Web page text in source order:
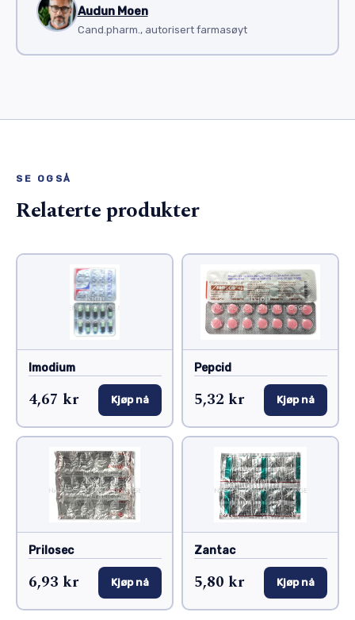
Audun Moen
Cand.pharm., autorisert farmasøyt
SE OGSÅ
Relaterte produkter
Imodium
4,67 kr Kjøp nå
Pepcid
5,32 kr Kjøp nå
Prilosec
6,93 kr Kjøp nå
Zantac
5,80 kr Kjøp nå